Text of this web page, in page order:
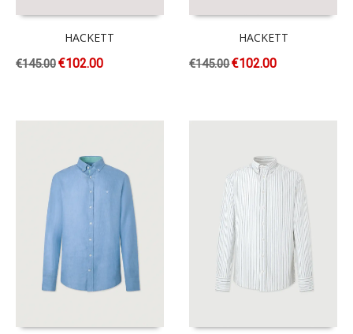
HACKETT
€145.00€102.00
HACKETT
€145.00€102.00